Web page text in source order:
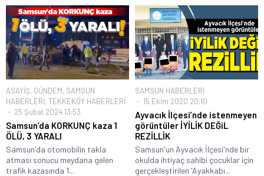
ASAYİŞ, GÜNDEM, SAMSUN
HABERLERİ, TEKKEKÖY HABERLERİ
25 Şubat 2024 13:53
Samsun’da KORKUNÇ kaza 1
ÖLÜ, 3 YARALI
Samsun'da otomobilin takla
atması sonucu meydana gelen
trafik kazasında 1...
SAMSUN HABERLERİ
15 Ekim 2020 20:10
Ayvacık İlçesi’nde istenmeyen
görüntüler İYİLİK DEĞiL
REZİLLİK
Samsun'un Ayvacık İlçesi'nde bir
okulda ihtiyaç sahibi çocuklar için
gerçekleştirilen 'Ayakkabı...